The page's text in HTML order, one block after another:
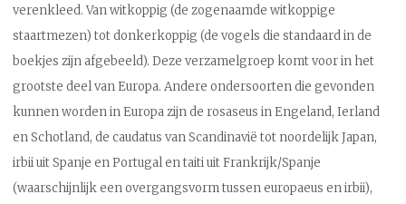
verenkleed. Van witkoppig (de zogenaamde witkoppige
staartmezen) tot donkerkoppig (de vogels die standaard in de
boekjes zijn afgebeeld). Deze verzamelgroep komt voor in het
grootste deel van Europa. Andere ondersoorten die gevonden
kunnen worden in Europa zijn de rosaseus in Engeland, Ierland
en Schotland, de caudatus van Scandinavië tot noordelijk Japan,
irbii uit Spanje en Portugal en taiti uit Frankrijk/Spanje
(waarschijnlijk een overgangsvorm tussen europaeus en irbii),